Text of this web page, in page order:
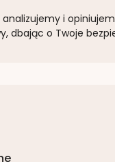
i
dbając o Twoje